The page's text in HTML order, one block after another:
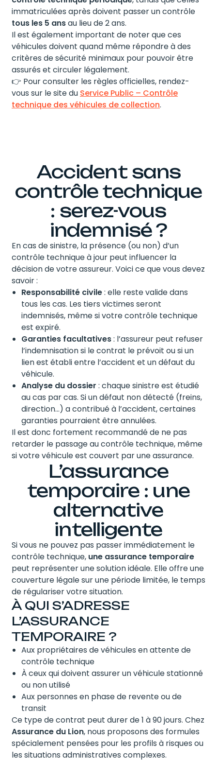
immatriculées après doivent passer un contrôle
tous les 5 ansau lieu de 2 ans.
Il est également important de noter que ces
véhicules doivent quand même répondre à des
critères de sécurité minimaux pour pouvoir être
assurés et circuler légalement.
👉 Pour consulter les règles officielles, rendez-
vous sur le site du Service Public – Contrôle
technique des véhicules de collection.
Accident sans
contrôle technique
: serez-vous
indemnisé ?
En cas de sinistre, la présence (ou non) d’un
contrôle technique à jour peut influencer la
décision de votre assureur. Voici ce que vous devez
savoir :
Responsabilité civile: elle reste valide dans
tous les cas. Les tiers victimes seront
indemnisés, même si votre contrôle technique
est expiré.
Garanties facultatives: l’assureur peut refuser
l’indemnisation si le contrat le prévoit ou si un
lien est établi entre l’accident et un défaut du
véhicule.
Analyse du dossier : chaque sinistre est étudié
au cas par cas. Si un défaut non détecté (freins,
direction…) a contribué à l’accident, certaines
garanties pourraient être annulées.
Il est donc fortement recommandé de ne pas
retarder le passage au contrôle technique, même
si votre véhicule est couvert par une assurance.
L’assurance
temporaire : une
alternative
intelligente
Si vous ne pouvez pas passer immédiatement le
contrôle technique, une assurance temporaire
peut représenter une solution idéale. Elle offre une
couverture légale sur une période limitée, le temps
de régulariser votre situation.
À QUI S’ADRESSE
L’ASSURANCE
TEMPORAIRE ?
Aux propriétaires de véhicules en attente de
contrôle technique
À ceux qui doivent assurer un véhicule stationné
ou non utilisé
Aux personnes en phase de revente ou de
transit
Ce type de contrat peut durer de 1 à 90 jours. Chez
Assurance du Lion, nous proposons des formules
spécialement pensées pour les profils à risques ou
les situations administratives complexes.